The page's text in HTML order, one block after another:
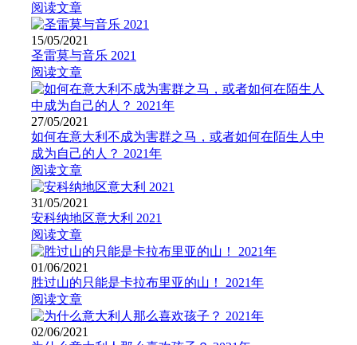
阅读文章
15/05/2021
圣雷莫与音乐 2021
阅读文章
27/05/2021
如何在意大利不成为害群之马，或者如何在陌生人中
成为自己的人？ 2021年
阅读文章
31/05/2021
安科纳地区意大利 2021
阅读文章
01/06/2021
胜过山的只能是卡拉布里亚的山！ 2021年
阅读文章
02/06/2021